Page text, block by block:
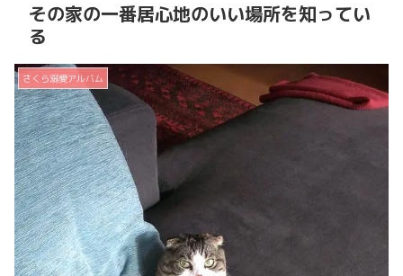
その家の一番居心地のいい場所を知ってい
る
さくら溺愛アルバム